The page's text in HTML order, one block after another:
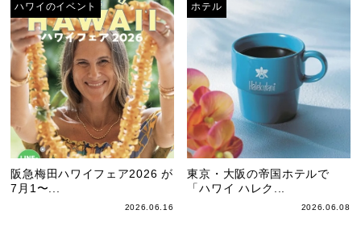
ハワイのイベント
阪急梅田ハワイフェア2026 が
7月1〜...
2026.06.16
ホテル
東京・大阪の帝国ホテルで
「ハワイ ハレク...
2026.06.08